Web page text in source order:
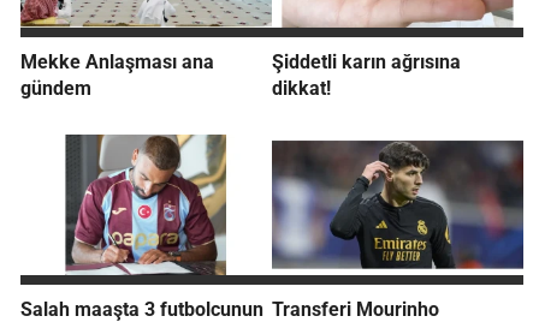
Mekke Anlaşması ana
gündem
Şiddetli karın ağrısına
dikkat!
Salah maaşta 3 futbolcunun Transferi Mourinho